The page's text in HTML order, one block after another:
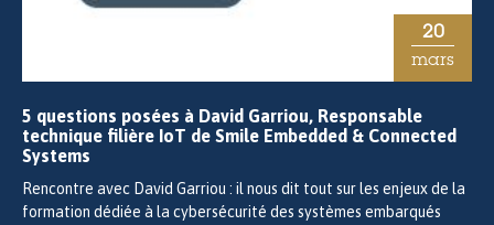
20
mars
5 questions posées à David Garriou, Responsable
technique filière IoT de Smile Embedded & Connected
Systems
Rencontre avec David Garriou : il nous dit tout sur les enjeux de la
formation dédiée à la cybersécurité des systèmes embarqués